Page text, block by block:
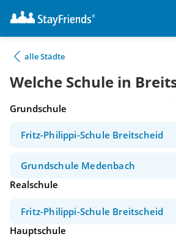
alle Städte
Welche Schule in
Grundschule
Fritz-Philippi-Schule Breitscheid
Grundschule Medenbach
Realschule
Fritz-Philippi-Schule Breitscheid
Hauptschule